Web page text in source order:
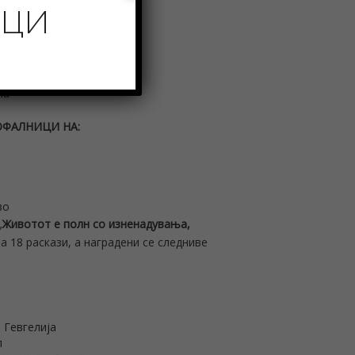
НА:
Животот е полн со изненадувања,
18 раскази, а наградени се следниве